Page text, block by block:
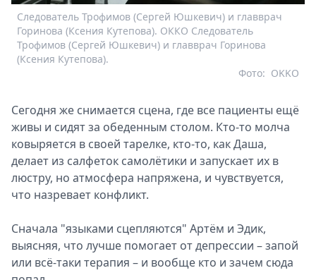
Следователь Трофимов (Сергей Юшкевич) и главврач
Горинова (Ксения Кутепова). ОККО Следователь
Трофимов (Сергей Юшкевич) и главврач Горинова
(Ксения Кутепова).
OKKO
Фото:
Сегодня же снимается сцена, где все пациенты ещё
живы и сидят за обеденным столом. Кто-то молча
ковыряется в своей тарелке, кто-то, как Даша,
делает из салфеток самолётики и запускает их в
люстру, но атмосфера напряжена, и чувствуется,
что назревает конфликт.
Сначала "языками сцепляются" Артём и Эдик,
выясняя, что лучше помогает от депрессии – запой
или всё-таки терапия – и вообще кто и зачем сюда